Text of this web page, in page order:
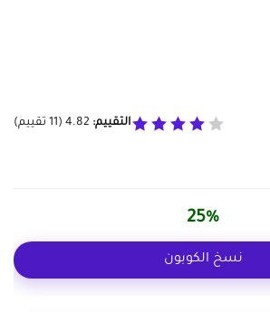
التقييم: 4.82
(
11 تقييم)
25%
نسخ الكوبون